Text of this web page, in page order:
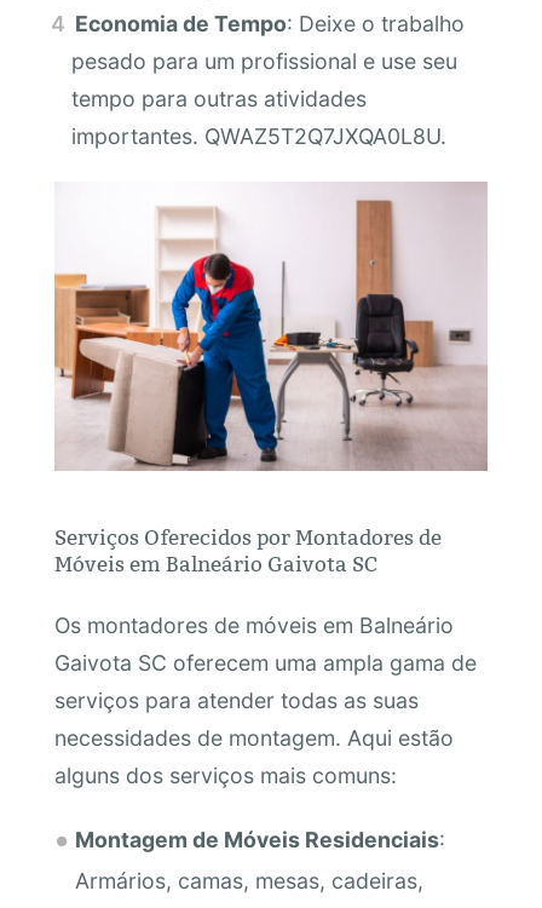
Economia de Tempo: Deixe o trabalho
pesado para um profissional e use seu
tempo para outras atividades
importantes. QWAZ5T2Q7JXQA0L8U.
Serviços Oferecidos por Montadores de
Móveis em Balneário Gaivota SC
Os montadores de móveis em Balneário
Gaivota SC oferecem uma ampla gama de
serviços para atender todas as suas
necessidades de montagem. Aqui estão
alguns dos serviços mais comuns:
Montagem de Móveis Residenciais:
Armários, camas, mesas, cadeiras,